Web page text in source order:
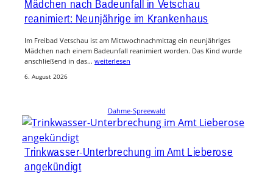
Mädchen nach Badeunfall in Vetschau
reanimiert: Neunjährige im Krankenhaus
Im Freibad Vetschau ist am Mittwochnachmittag ein neunjähriges
Mädchen nach einem Badeunfall reanimiert worden. Das Kind wurde
anschließend in das… weiterlesen
6. August 2026
Dahme-Spreewald
Trinkwasser-Unterbrechung im Amt Lieberose
angekündigt